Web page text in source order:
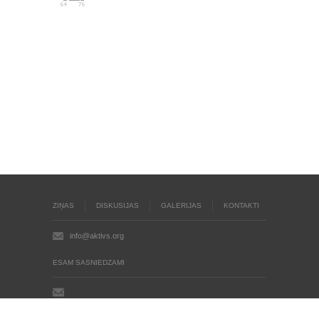
ZIŅAS DISKUSIJAS GALERIJAS KONTAKTI
info@aktivs.org
ESAM SASNIEDZAMI